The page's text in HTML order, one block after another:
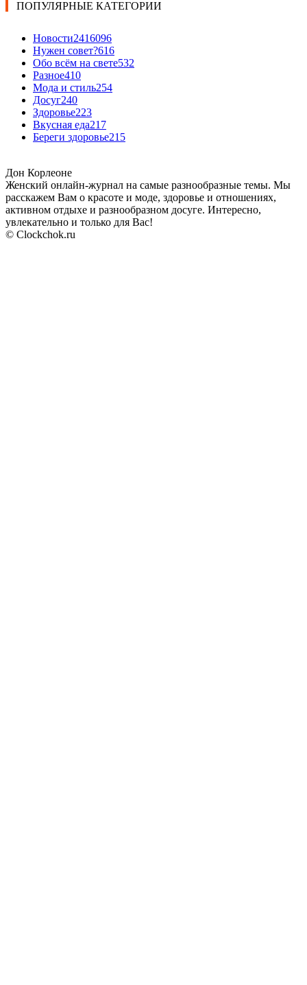
ПОПУЛЯРНЫЕ КАТЕГОРИИ
Новости2416096
Нужен совет?616
Обо всём на свете532
Разное410
Мода и стиль254
Досуг240
Здоровье223
Вкусная еда217
Береги здоровье215
Дон Корлеоне
Женский онлайн-журнал на самые разнообразные темы. Мы
расскажем Вам о красоте и моде, здоровье и отношениях,
активном отдыхе и разнообразном досуге. Интересно,
увлекательно и только для Вас!
© Clockchok.ru